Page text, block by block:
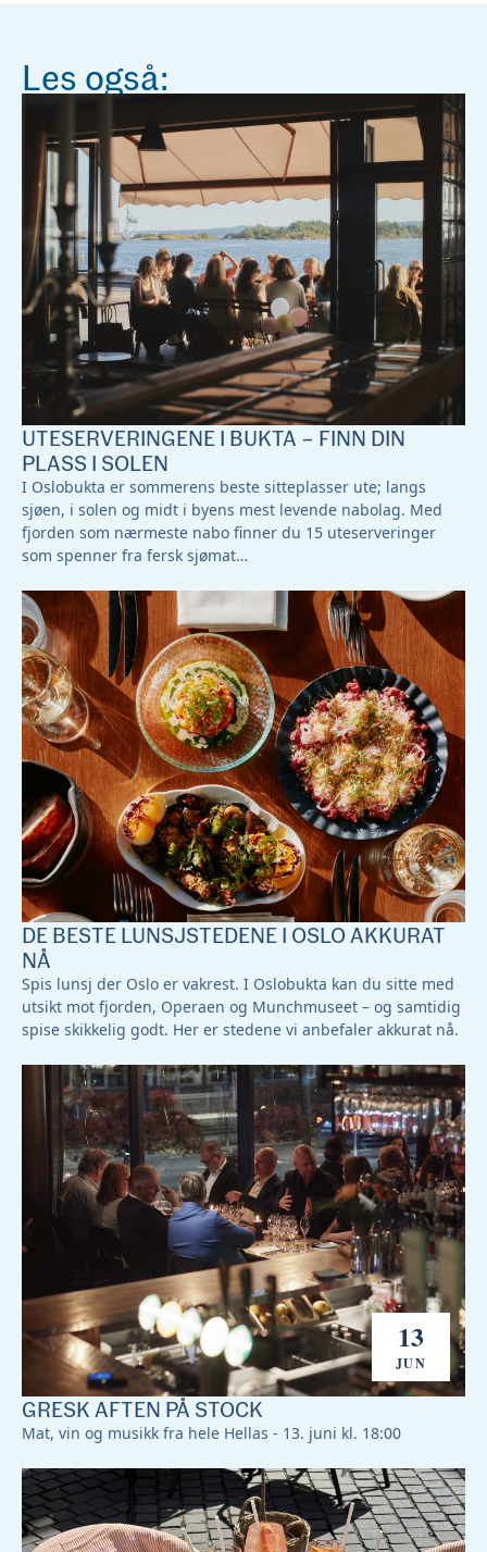
Les også:
UTESERVERINGENE I BUKTA – FINN DIN
PLASS I SOLEN
I Oslobukta er sommerens beste sitteplasser ute; langs
sjøen, i solen og midt i byens mest levende nabolag. Med
fjorden som nærmeste nabo finner du 15 uteserveringer
som spenner fra fersk sjømat…
DE BESTE LUNSJSTEDENE I OSLO AKKURAT
NÅ
Spis lunsj der Oslo er vakrest. I Oslobukta kan du sitte med
utsikt mot fjorden, Operaen og Munchmuseet – og samtidig
spise skikkelig godt. Her er stedene vi anbefaler akkurat nå.
13
JUN
GRESK AFTEN PÅ STOCK
Mat, vin og musikk fra hele Hellas - 13. juni kl. 18:00